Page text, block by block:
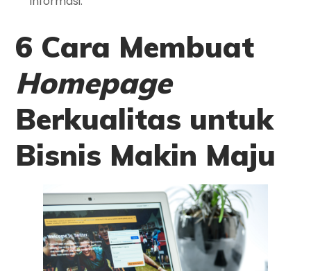
6 Cara Membuat
Homepage
Berkualitas untuk
Bisnis Makin Maju